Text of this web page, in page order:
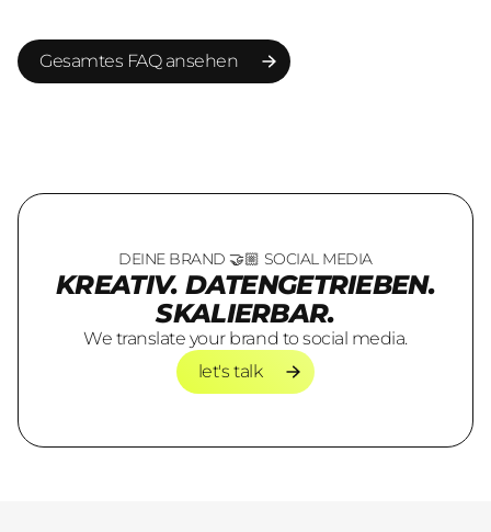
helfen, den tatsächlichen Beitrag von Paid
Social zum Geschäftsergebnis genauer zu
Gesamtes FAQ ansehen
DEINE BRAND 🤝🏼 SOCIAL MEDIA
KREATIV. DATENGETRIEBEN.
SKALIERBAR.
We translate your brand to social media.
let's talk
let's talk